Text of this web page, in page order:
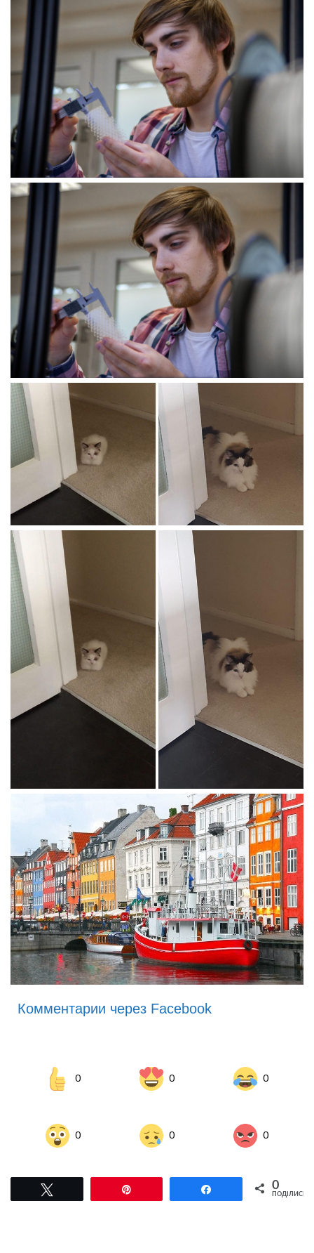
Комментарии через Facebook
0 0 0
0 0 0
Поділитися0
ПОДІЛИСЬ